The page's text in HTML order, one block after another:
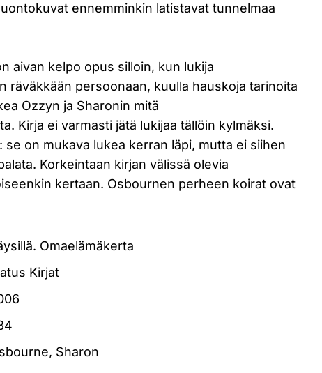
ennemminkin latistavat tunnelmaa
aivan kelpo opus silloin, kun lukija
räväkkään persoonaan, kuulla hauskoja tarinoita
Ozzyn ja Sharonin mitä
Kirja ei varmasti jätä lukijaa tällöin kylmäksi.
on mukava lukea kerran läpi, mutta ei siihen
Korkeintaan kirjan välissä olevia
kertaan. Osbournen perheen koirat ovat
Omaelämäkerta
Kirjat
Sharon